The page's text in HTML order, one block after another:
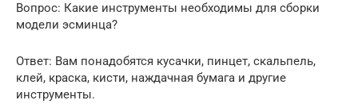
Вопрос: Какие инструменты необходимы для сборки
модели эсминца?
Ответ: Вам понадобятся кусачки, пинцет, скальпель,
клей, краска, кисти, наждачная бумага и другие
инструменты.